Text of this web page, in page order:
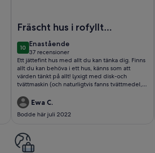
Fräscht hus i rofyllt
område
1010 av 10
Enastående
enastående
37 recensioner
(37 recensioner)
Ett jättefint hus med allt du kan tänka dig. Finns
allt du kan behöva i ett hus, känns som att
värden tänkt på allt! Lyxigt med disk-och
tvättmaskin (och naturligtvis fanns tvättmedel,
med många sköna stolar och utan egentlig insyn
nyttjade vi mycket Badplatsen som ligger i
närheten är också väldigt fin! Snabb och trevlig
Vi kan därför varmt rekommendera huset!!😊👍🏼
Ewa C.
Bodde här juli 2022